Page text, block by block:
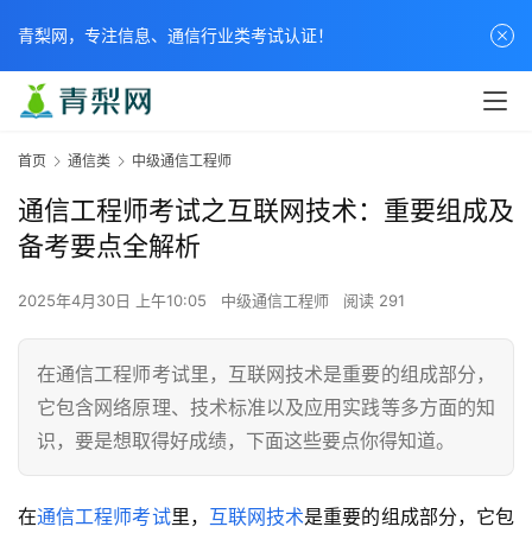
首页 通信类 中级通信工程师
通信工程师考试之互联网技术：重要组成及
备考要点全解析
2025年4月30日 上午10:05 中级通信工程师 阅读 291
在通信工程师考试里，互联网技术是重要的组成部分，
它包含网络原理、技术标准以及应用实践等多方面的知
识，要是想取得好成绩，下面这些要点你得知道。
在通信工程师考试里， 互联网技术是重要的组成部分，它包
青梨网，专注信息、通信行业类考试认证！